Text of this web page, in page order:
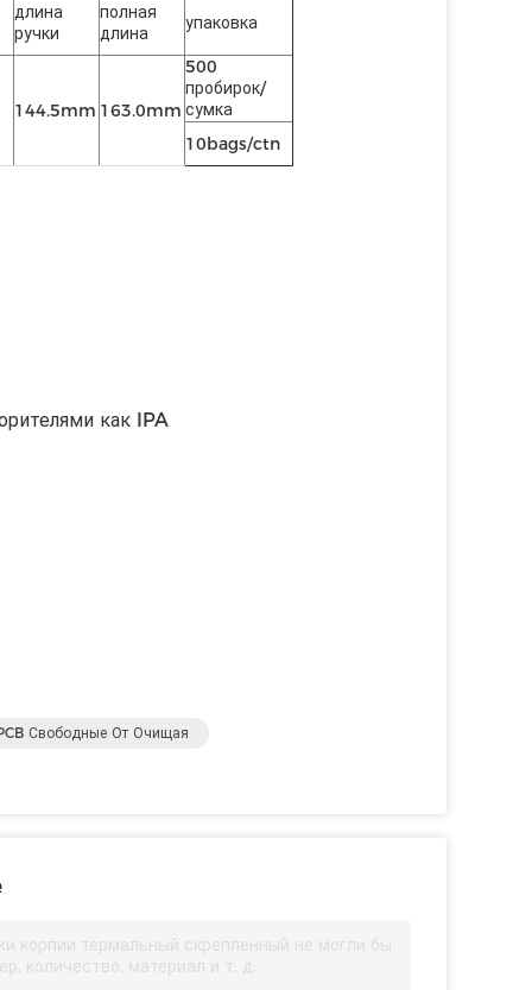
длина
ручки
полная
длина
упаковка
144.5mm 163.0mm
500
пробирок/
сумка
10bags/ctn
как IPA
Свободные От Очищая
корпии термальный скрепленный не могли бы
количество, материал и т. д.